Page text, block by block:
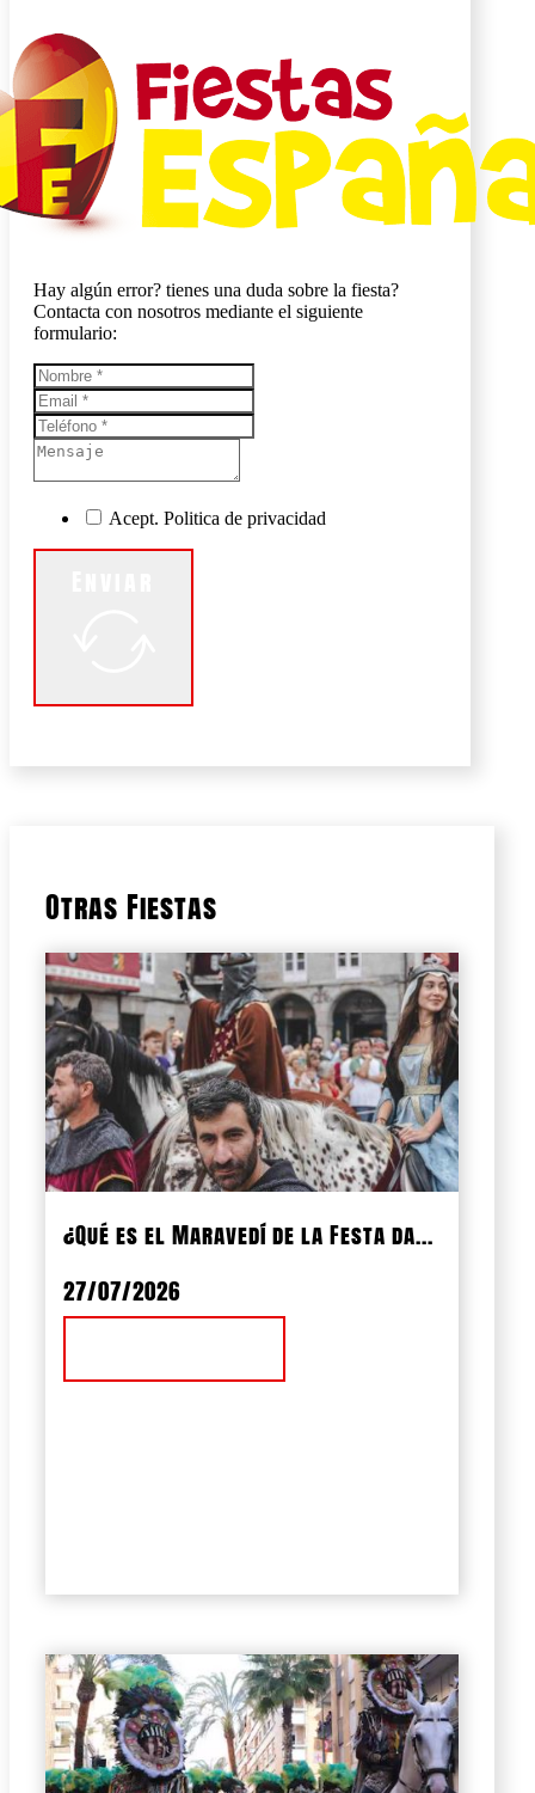
Hay algún error? tienes una duda sobre la fiesta?
Contacta con nosotros mediante el siguiente
formulario:
Acept. Politica de privacidad
Otras Fiestas
¿Qué es el Maravedí de la Festa da...
27/07/2026